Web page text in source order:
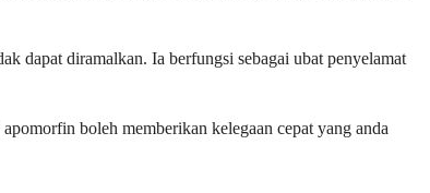
dapat diramalkan. Ia berfungsi sebagai ubat penyelamat
boleh memberikan kelegaan cepat yang anda